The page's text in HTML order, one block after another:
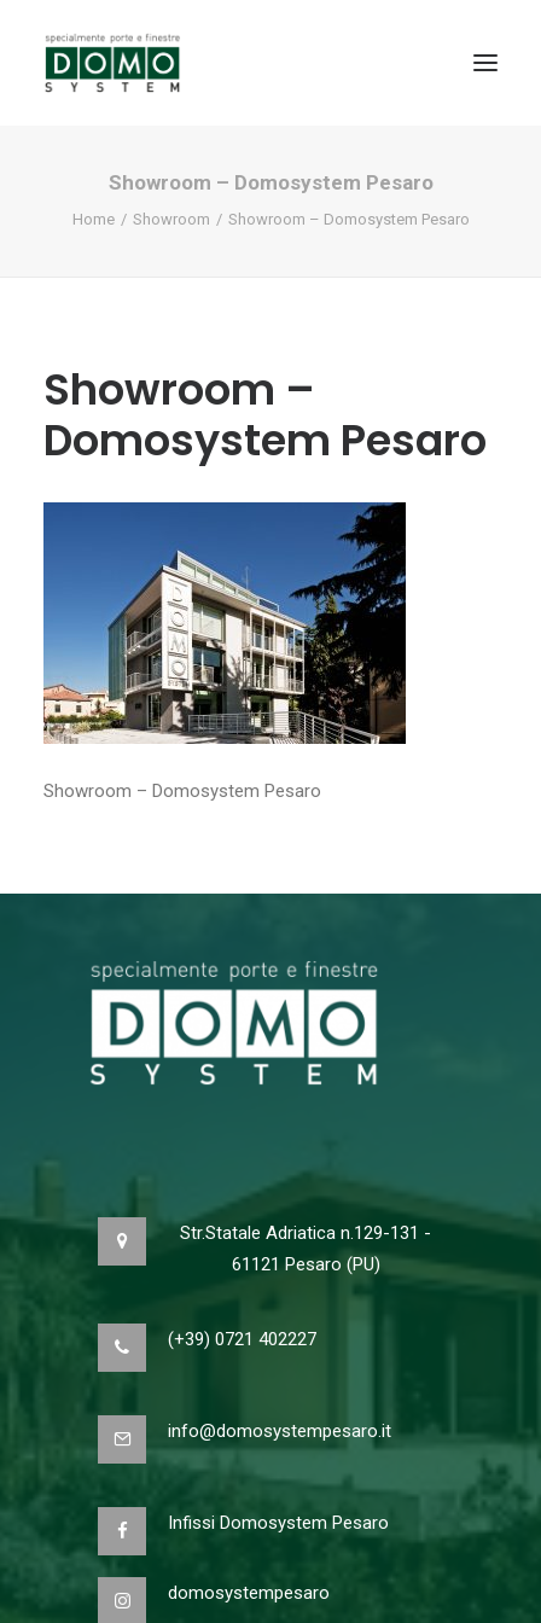
SHOWROOM
NEWS
CONTATTI
RICERCA
Showroom – Domosystem Pesaro
Home Showroom Showroom – Domosystem Pesaro
Showroom –
Domosystem Pesaro
Showroom – Domosystem Pesaro
Str.Statale Adriatica n.129-131 -
61121 Pesaro (PU)
(+39) 0721 402227
info@domosystempesaro.it
Infissi Domosystem Pesaro
domosystempesaro